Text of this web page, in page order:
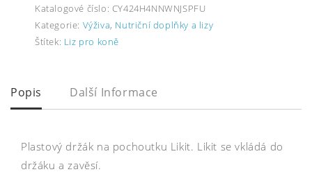
Katalogové číslo: CY424H4NNWNJSPFU
Kategorie: Výživa, Nutriční doplňky a lizy
Štítek: Liz pro koně
Popis Další Informace
Plastový držák na pochoutku Likit. Likit se vkládá do
držáku a zavěsí.